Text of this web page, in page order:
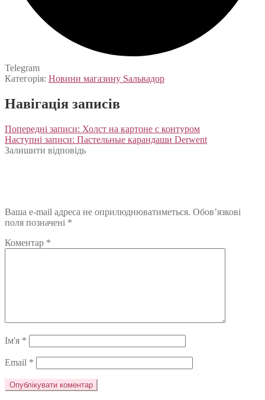
Telegram
Категорія: Новини магазину Sальвадор
Навігація записів
Попередні записи: Холст на картоне с контуром
Наступні записи: Пастельные карандаши Derwent
Залишити відповідь
Ваша e-mail адреса не оприлюднюватиметься. Обов’язкові
поля позначені *
Коментар *
Ім'я *
Email *